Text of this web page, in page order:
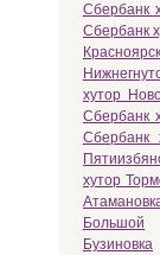
Сбербанк
Сбербанк
хутор
Сбербанк
Сбербанк
хутор
Большой
Бузиновка